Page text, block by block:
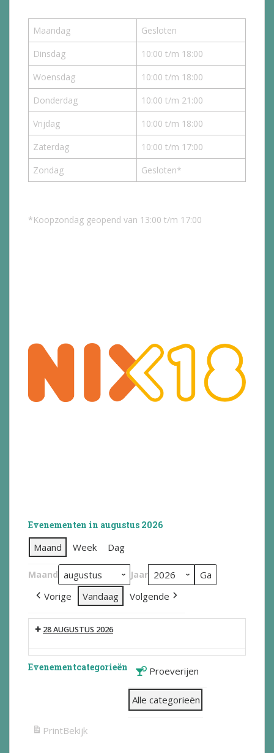
Maandag
Gesloten
Dinsdag
10:00 t/m 18:00
Woensdag
10:00 t/m 18:00
Donderdag
10:00 t/m 21:00
Vrijdag
10:00 t/m 18:00
Zaterdag
10:00 t/m 17:00
Zondag
Gesloten*
*Koopzondag geopend van 13:00 t/m 17:00
Evenementen in augustus 2026
Maand Week Dag
Maand Jaar
Vorige Vandaag Volgende
28 AUGUSTUS 2026
Evenementcategorieën Proeverijen
Alle categorieën
PrintBekijk